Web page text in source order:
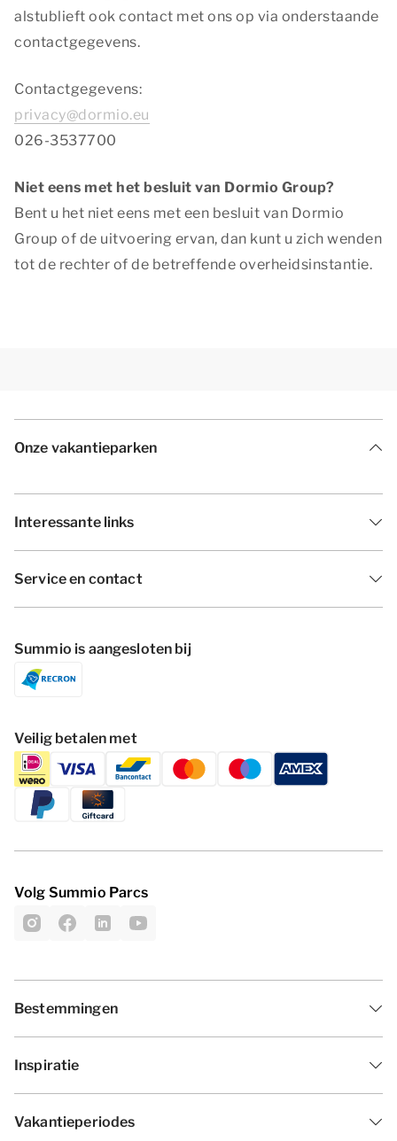
alstublieft ook contact met ons op via onderstaande
contactgegevens.
Contactgegevens:
privacy@dormio.eu
026-3537700
Niet eens met het besluit van Dormio Group?
Bent u het niet eens met een besluit van Dormio
Group of de uitvoering ervan, dan kunt u zich wenden
tot de rechter of de betreffende overheidsinstantie.
Onze vakantieparken
Interessante links
Service en contact
Summio is aangesloten bij
Veilig betalen met
Volg Summio Parcs
Bestemmingen
Inspiratie
Vakantieperiodes